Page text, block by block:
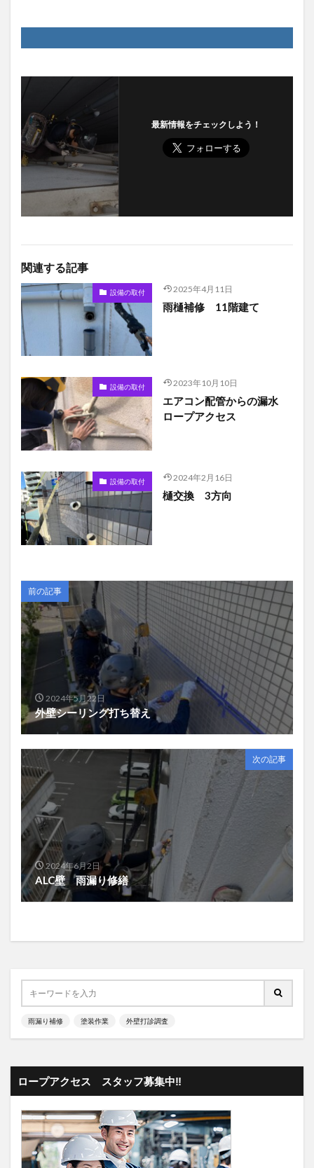
最新情報をチェックしよう！
関連する記事
設備の取付 2025年4月11日
雨樋補修 11階建て
設備の取付 2023年10月10日
エアコン配管からの漏水
ロープアクセス
設備の取付 2024年2月16日
樋交換 3方向
前の記事
2024年5月22日
外壁シーリング打ち替え
次の記事
2024年6月2日
ALC壁 雨漏り修繕
雨漏り補修 塗装作業 外壁打診調査
ロープアクセス スタッフ募集中‼